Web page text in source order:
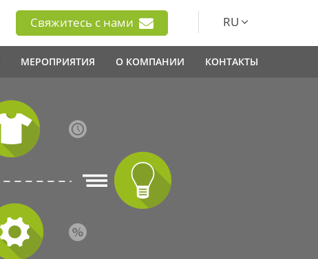
Свяжитесь с нами RU
МЕРОПРИЯТИЯ О КОМПАНИИ КОНТАКТЫ